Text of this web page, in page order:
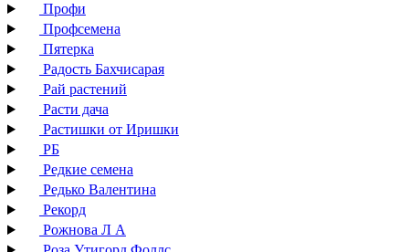
Профи
Профсемена
Пятерка
Радость Бахчисарая
Рай растений
Расти дача
Растишки от Иришки
РБ
Редкие семена
Редько Валентина
Рекорд
Рожнова Л А